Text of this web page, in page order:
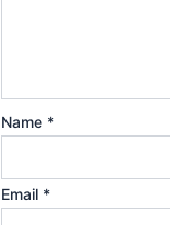
Name *
Email *